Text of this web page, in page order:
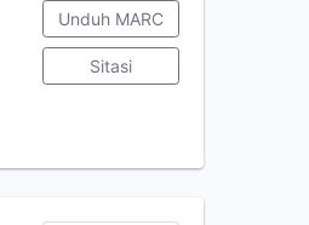
Unduh MARC
Sitasi